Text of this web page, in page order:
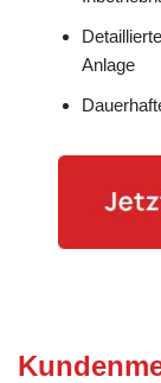
Anlage